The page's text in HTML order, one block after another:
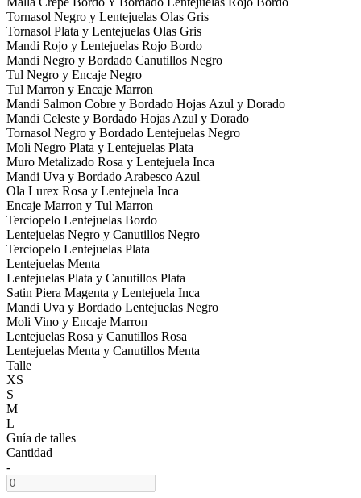
Tornasol Negro y Lentejuelas Olas Gris
Tornasol Plata y Lentejuelas Olas Gris
Mandi Rojo y Lentejuelas Rojo Bordo
Mandi Negro y Bordado Canutillos Negro
Tul Negro y Encaje Negro
Tul Marron y Encaje Marron
Mandi Salmon Cobre y Bordado Hojas Azul y Dorado
Mandi Celeste y Bordado Hojas Azul y Dorado
Tornasol Negro y Bordado Lentejuelas Negro
Moli Negro Plata y Lentejuelas Plata
Muro Metalizado Rosa y Lentejuela Inca
Mandi Uva y Bordado Arabesco Azul
Ola Lurex Rosa y Lentejuela Inca
Encaje Marron y Tul Marron
Terciopelo Lentejuelas Bordo
Lentejuelas Negro y Canutillos Negro
Terciopelo Lentejuelas Plata
Lentejuelas Menta
Lentejuelas Plata y Canutillos Plata
Satin Piera Magenta y Lentejuela Inca
Mandi Uva y Bordado Lentejuelas Negro
Moli Vino y Encaje Marron
Lentejuelas Rosa y Canutillos Rosa
Lentejuelas Menta y Canutillos Menta
Talle
XS
S
M
L
Guía de talles
Cantidad
-